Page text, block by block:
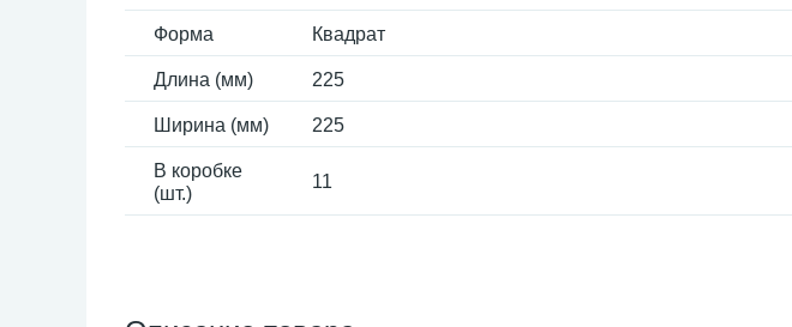
Форма Квадрат
Длина (мм) 225
Ширина (мм) 225
В коробке
(шт.)
11